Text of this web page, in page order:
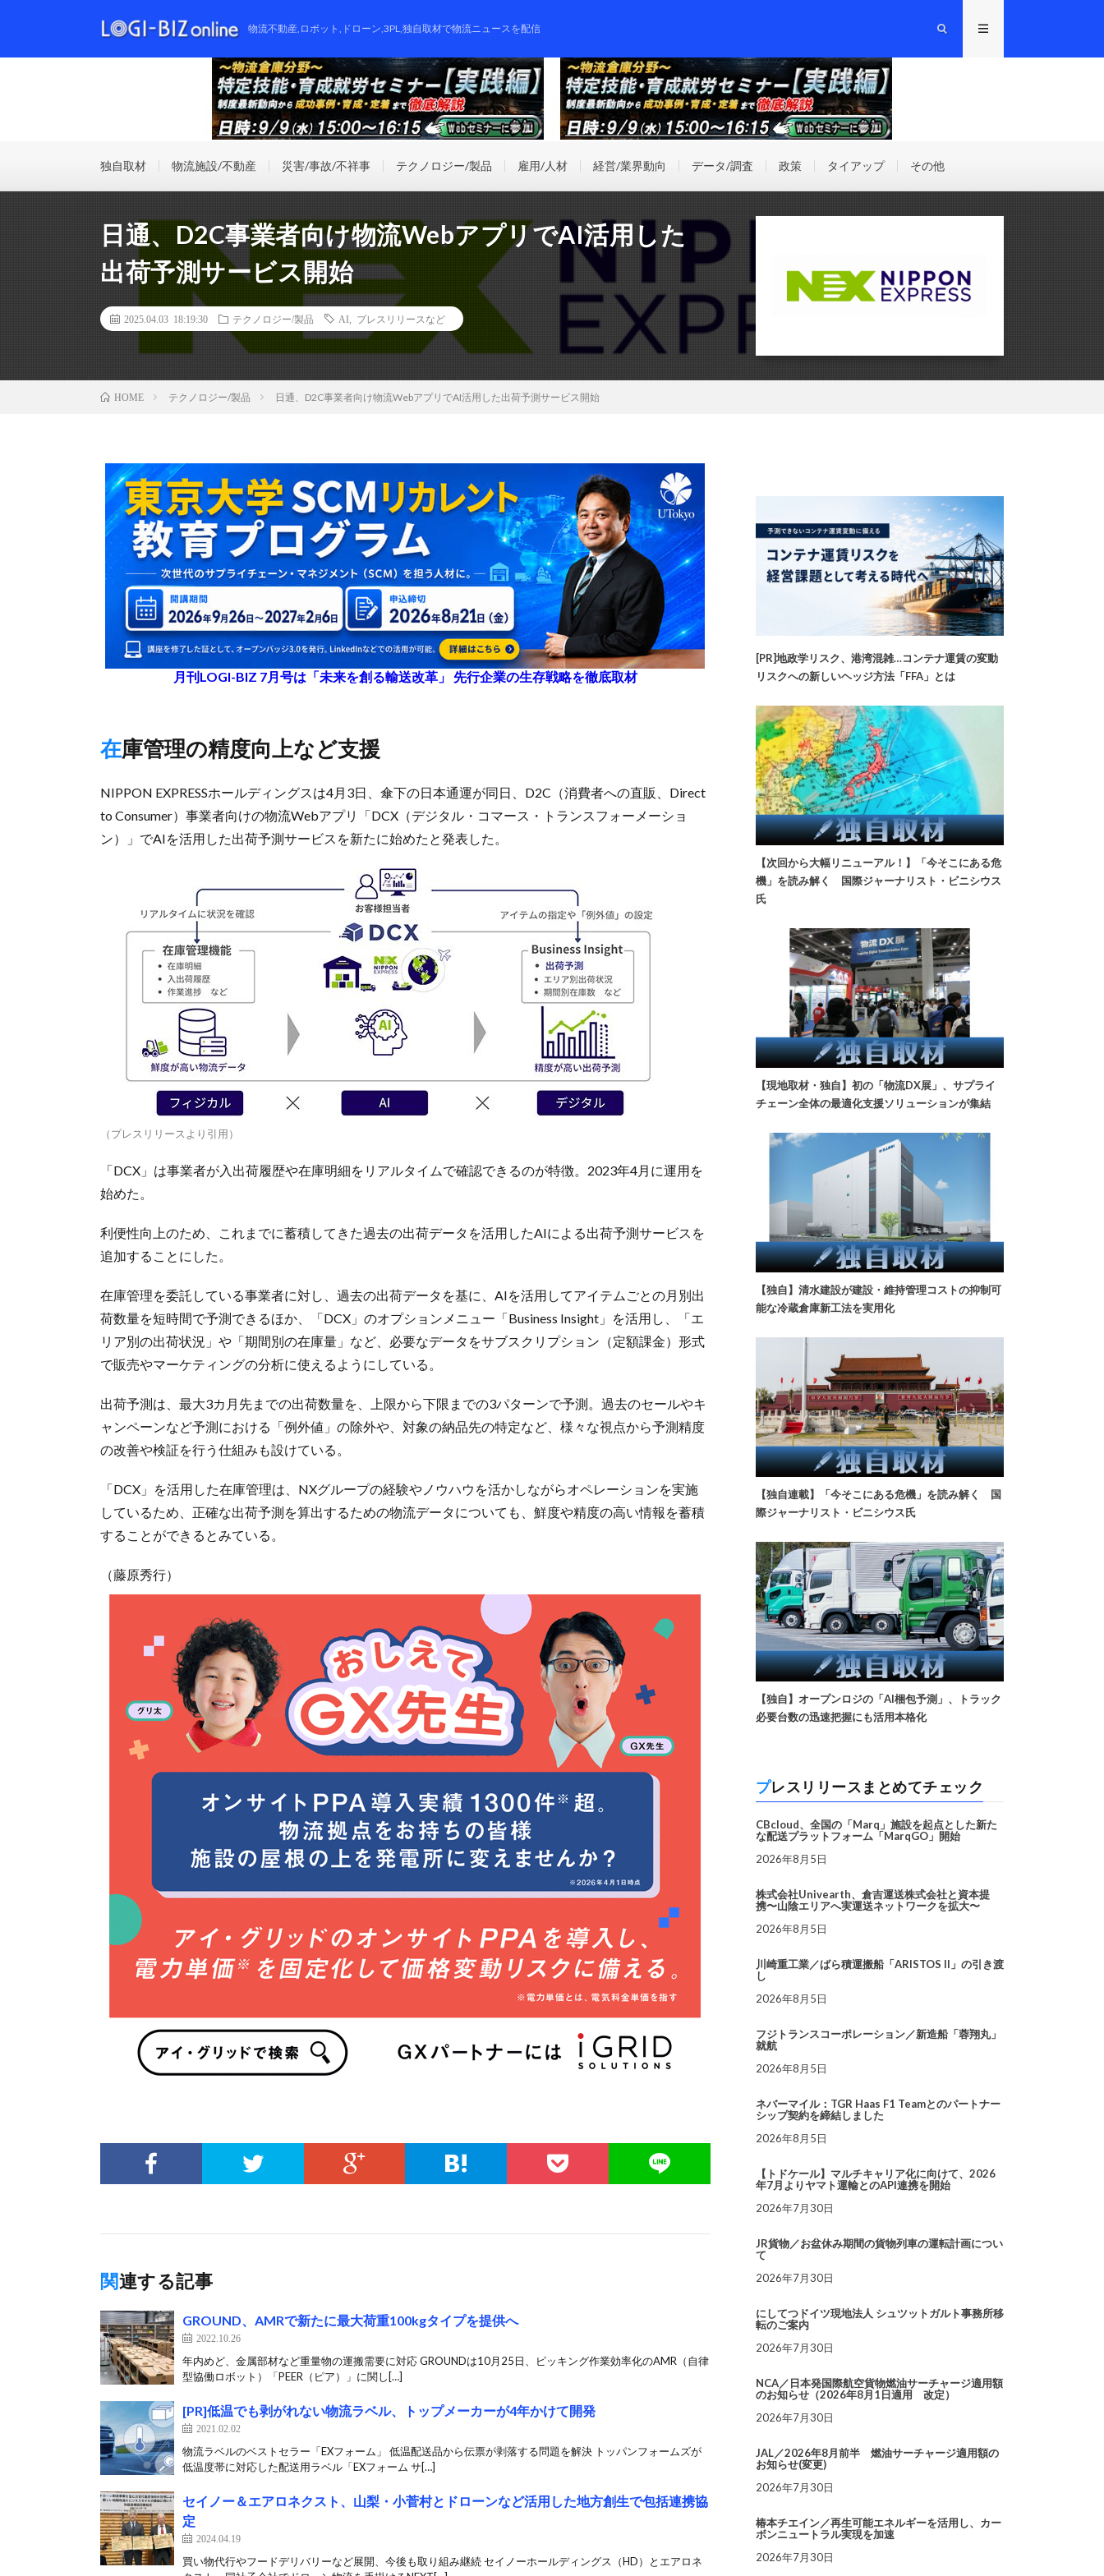
物流不動産,ロボット,ドローン,3PL,独自取材で物流ニュースを配信
独自取材 物流施設/不動産 災害/事故/不祥事 テクノロジー/製品 雇用/人材 経営/業界動向 データ/調査 政策 タイアップ その他
日通、D2C事業者向け物流WebアプリでAI活用した
出荷予測サービス開始
2025.04.03 18:19:30 テクノロジー/製品 AI プレスリリースなど
HOME テクノロジー/製品 日通、D2C事業者向け物流WebアプリでAI活用した出荷予測サービス開始
月刊LOGI-BIZ 7月号は「未来を創る輸送改革」 先行企業の生存戦略を徹底取材
在庫管理の精度向上など支援
NIPPON EXPRESSホールディングスは4月3日、傘下の日本通運が同日、D2C（消費者への直販、Direct
to Consumer）事業者向けの物流Webアプリ「DCX（デジタル・コマース・トランスフォーメーショ
ン）」でAIを活用した出荷予測サービスを新たに始めたと発表した。
（プレスリリースより引用）
「DCX」は事業者が入出荷履歴や在庫明細をリアルタイムで確認できるのが特徴。2023年4月に運用を
始めた。
利便性向上のため、これまでに蓄積してきた過去の出荷データを活用したAIによる出荷予測サービスを
追加することにした。
在庫管理を委託している事業者に対し、過去の出荷データを基に、AIを活用してアイテムごとの月別出
荷数量を短時間で予測できるほか、「DCX」のオプションメニュー「Business Insight」を活用し、「エ
リア別の出荷状況」や「期間別の在庫量」など、必要なデータをサブスクリプション（定額課金）形式
で販売やマーケティングの分析に使えるようにしている。
出荷予測は、最大3カ月先までの出荷数量を、上限から下限までの3パターンで予測。過去のセールやキ
ャンペーンなど予測における「例外値」の除外や、対象の納品先の特定など、様々な視点から予測精度
の改善や検証を行う仕組みも設けている。
「DCX」を活用した在庫管理は、NXグループの経験やノウハウを活かしながらオペレーションを実施
しているため、正確な出荷予測を算出するための物流データについても、鮮度や精度の高い情報を蓄積
することができるとみている。
（藤原秀行）
関連する記事
GROUND、AMRで新たに最大荷重100kgタイプを提供へ
2022.10.26
年内めど、金属部材など重量物の運搬需要に対応 GROUNDは10月25日、ピッキング作業効率化のAMR（自律
型協働ロボット）「PEER（ピア）」に関し[…]
[PR]低温でも剥がれない物流ラベル、トップメーカーが4年かけて開発
2021.02.02
物流ラベルのベストセラー「EXフォーム」 低温配送品から伝票が剥落する問題を解決 トッパンフォームズが
低温度帯に対応した配送用ラベル「EXフォーム サ[…]
セイノー＆エアロネクスト、山梨・小菅村とドローンなど活用した地方創生で包括連携協
定
2024.04.19
買い物代行やフードデリバリーなど展開、今後も取り組み継続 セイノーホールディングス（HD）とエアロネ
[PR]地政学リスク、港湾混雑…コンテナ運賃の変動
リスクへの新しいヘッジ方法「FFA」とは
【次回から大幅リニューアル！】「今そこにある危
機」を読み解く 国際ジャーナリスト・ビニシウス
氏
【現地取材・独自】初の「物流DX展」、サプライ
チェーン全体の最適化支援ソリューションが集結
【独自】清水建設が建設・維持管理コストの抑制可
能な冷蔵倉庫新工法を実用化
【独自連載】「今そこにある危機」を読み解く 国
際ジャーナリスト・ビニシウス氏
【独自】オープンロジの「AI梱包予測」、トラック
必要台数の迅速把握にも活用本格化
プレスリリースまとめてチェック
CBcloud、全国の「Marq」施設を起点とした新た
な配送プラットフォーム「MarqGO」開始
2026年8月5日
株式会社Univearth、倉吉運送株式会社と資本提
携〜山陰エリアへ実運送ネットワークを拡大〜
2026年8月5日
川崎重工業／ばら積運搬船「ARISTOS II」の引き渡
し
2026年8月5日
フジトランスコーポレーション／新造船「蓉翔丸」
就航
2026年8月5日
ネバーマイル：TGR Haas F1 Teamとのパートナー
シップ契約を締結しました
2026年8月5日
【トドケール】マルチキャリア化に向けて、2026
年7月よりヤマト運輸とのAPI連携を開始
2026年7月30日
JR貨物／お盆休み期間の貨物列車の運転計画につい
て
2026年7月30日
にしてつドイツ現地法人 シュツットガルト事務所移
転のご案内
2026年7月30日
NCA／日本発国際航空貨物燃油サーチャージ適用額
のお知らせ（2026年8月1日適用 改定）
2026年7月30日
JAL／2026年8月前半 燃油サーチャージ適用額の
お知らせ(変更)
2026年7月30日
椿本チエイン／再生可能エネルギーを活用し、カー
ボンニュートラル実現を加速
2026年7月30日